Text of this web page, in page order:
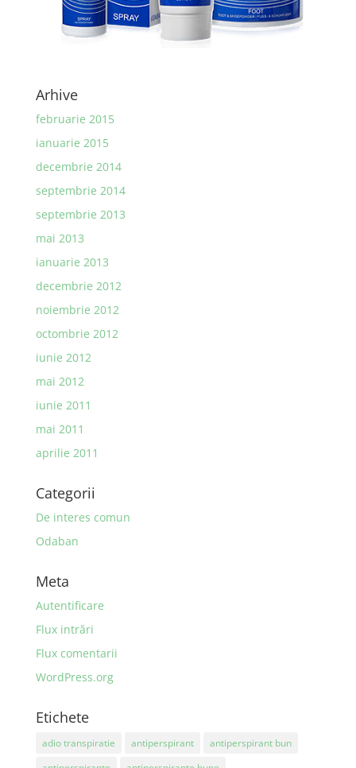
Arhive
februarie 2015
ianuarie 2015
decembrie 2014
septembrie 2014
septembrie 2013
mai 2013
ianuarie 2013
decembrie 2012
noiembrie 2012
octombrie 2012
iunie 2012
mai 2012
iunie 2011
mai 2011
aprilie 2011
Categorii
De interes comun
Odaban
Meta
Autentificare
Flux intrări
Flux comentarii
WordPress.org
Etichete
adio transpiratie antiperspirant
antiperspirant bun